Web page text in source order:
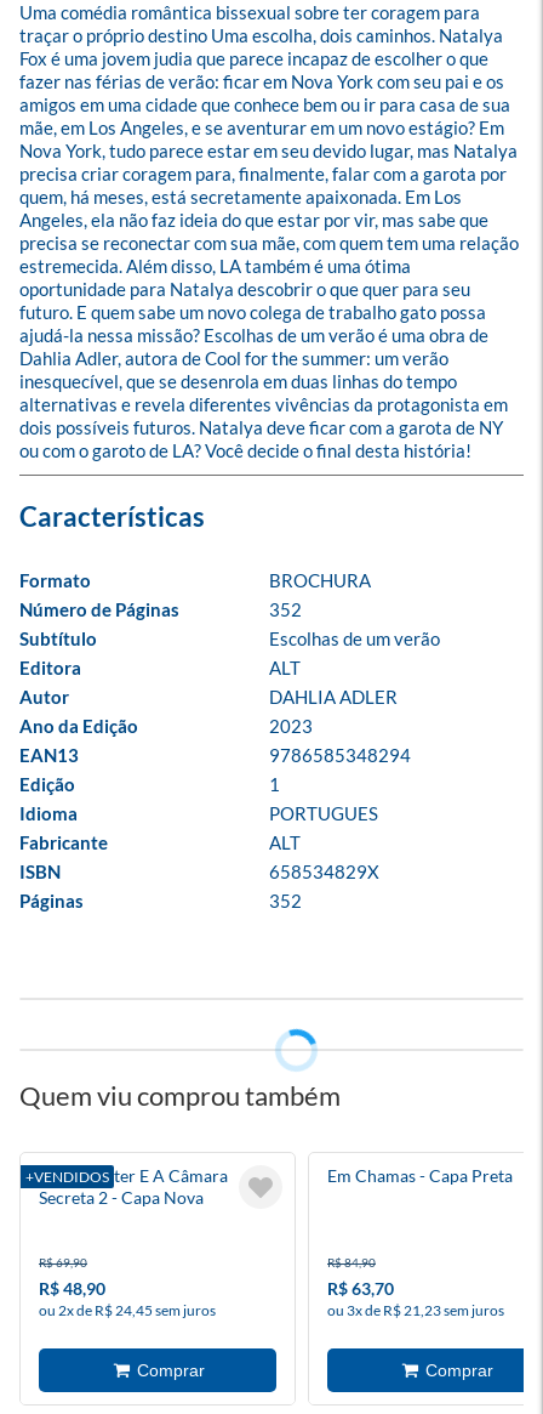
Uma comédia romântica bissexual sobre ter coragem para
traçar o próprio destino Uma escolha, dois caminhos. Natalya
Fox é uma jovem judia que parece incapaz de escolher o que
fazer nas férias de verão: ficar em Nova York com seu pai e os
amigos em uma cidade que conhece bem ou ir para casa de sua
mãe, em Los Angeles, e se aventurar em um novo estágio? Em
Nova York, tudo parece estar em seu devido lugar, mas Natalya
precisa criar coragem para, finalmente, falar com a garota por
quem, há meses, está secretamente apaixonada. Em Los
Angeles, ela não faz ideia do que estar por vir, mas sabe que
precisa se reconectar com sua mãe, com quem tem uma relação
estremecida. Além disso, LA também é uma ótima
oportunidade para Natalya descobrir o que quer para seu
futuro. E quem sabe um novo colega de trabalho gato possa
ajudá-la nessa missão? Escolhas de um verão é uma obra de
Dahlia Adler, autora de Cool for the summer: um verão
inesquecível, que se desenrola em duas linhas do tempo
alternativas e revela diferentes vivências da protagonista em
dois possíveis futuros. Natalya deve ficar com a garota de NY
ou com o garoto de LA? Você decide o final desta história!
Formato
BROCHURA
Número de Páginas
352
Subtítulo
Escolhas de um verão
Editora
ALT
Autor
DAHLIA ADLER
Ano da Edição
2023
EAN13
9786585348294
Edição
1
Idioma
PORTUGUES
Fabricante
ALT
ISBN
658534829X
Páginas
352
Quem viu comprou também
+VENDIDOS
Harry Potter E A Câmara
Secreta 2 - Capa Nova
R$ 69,90
R$ 48,90
ou 2x de R$ 24,45 sem juros
Em Chamas - Capa Preta
R$ 84,90
R$ 63,70
ou 3x de R$ 21,23 sem juros